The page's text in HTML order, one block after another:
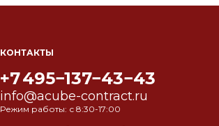
КОНТАКТЫ
+7 495−137−43−43
info@acube-contract.ru
Режим работы: с 8:30-17:00